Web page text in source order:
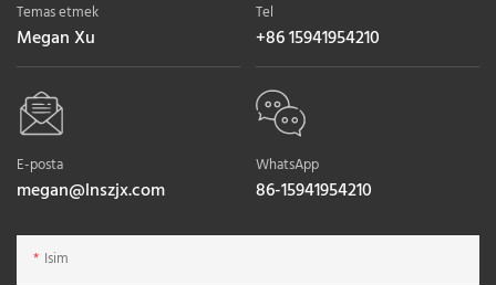
Temas etmek
Megan Xu
Tel
+86 15941954210
E-posta
megan@lnszjx.com
WhatsApp
86-15941954210
Isim